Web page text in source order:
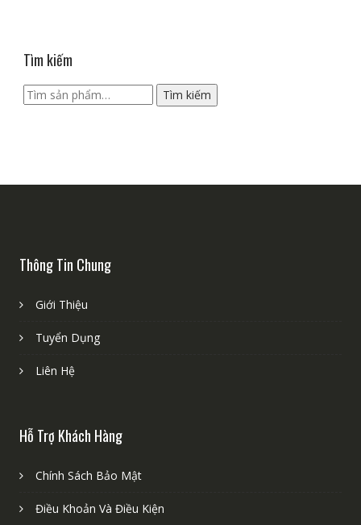
Tìm kiếm
Tìm
kiếm:
Tìm kiếm
Thông Tin Chung
Giới Thiệu
Tuyển Dụng
Liên Hệ
Hỗ Trợ Khách Hàng
Chính Sách Bảo Mật
Điều Khoản Và Điều Kiện